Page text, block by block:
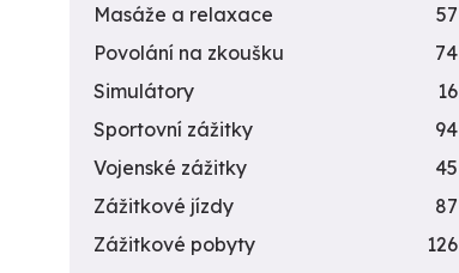
Masáže a relaxace
57
Povolání na zkoušku
74
Simulátory
16
Sportovní zážitky
94
Vojenské zážitky
45
Zážitkové jízdy
87
Zážitkové pobyty
126